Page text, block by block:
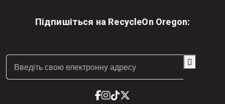
Підпишіться на RecycleOn Oregon:
Електронна
пошта(Обов'язково)

Фейсбук
Інстаграм
TikTok